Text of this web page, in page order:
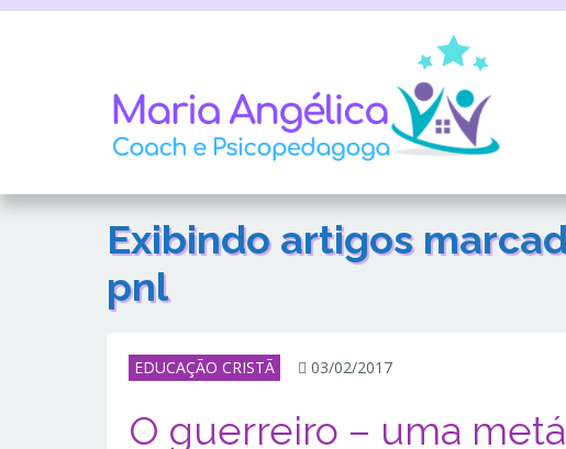
Exibindo artigos
pnl
EDUCAÇÃO CRISTÃ 03/02/2017
O guerreiro – uma